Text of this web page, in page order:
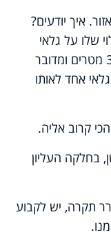
איך יודעים?
שלו על גלאי
העשן, כך שאם טווח גילוי שמצוין הוא 30 מטרים ומדובר
אחד לאותו
קרוב אליה.
בחלקה העליון
תקרה, יש לקבוע